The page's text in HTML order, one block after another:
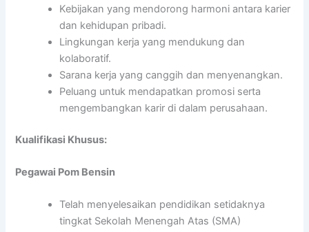
Kebijakan yang mendorong harmoni antara karier
dan kehidupan pribadi.
Lingkungan kerja yang mendukung dan
kolaboratif.
Sarana kerja yang canggih dan menyenangkan.
Peluang untuk mendapatkan promosi serta
mengembangkan karir di dalam perusahaan.
Kualifikasi Khusus:
Pegawai Pom Bensin
Telah menyelesaikan pendidikan setidaknya
tingkat Sekolah Menengah Atas (SMA)